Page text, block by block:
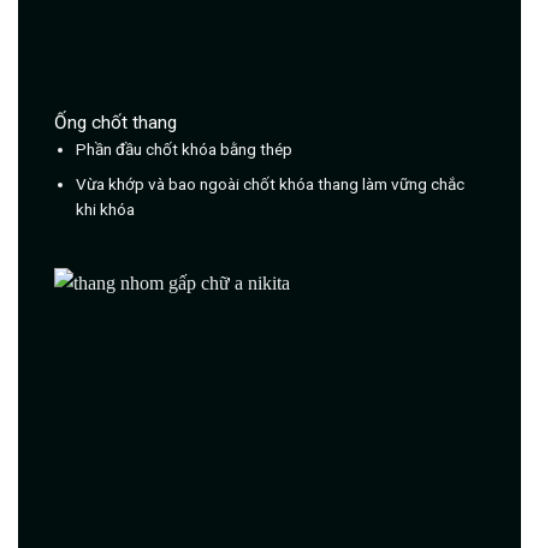
Ống chốt thang
Phần đầu chốt khóa bằng thép
Vừa khớp và bao ngoài chốt khóa thang làm vững chắc
khi khóa